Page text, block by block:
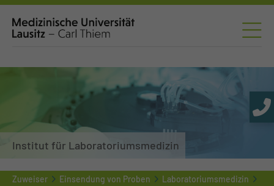
Institut für Laboratoriumsmedizin
Zuweiser Einsendung von Proben
Laboratoriumsmedizin